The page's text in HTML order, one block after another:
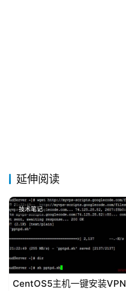
延伸阅读
技术笔记
CentOS5主机一键安装VPN